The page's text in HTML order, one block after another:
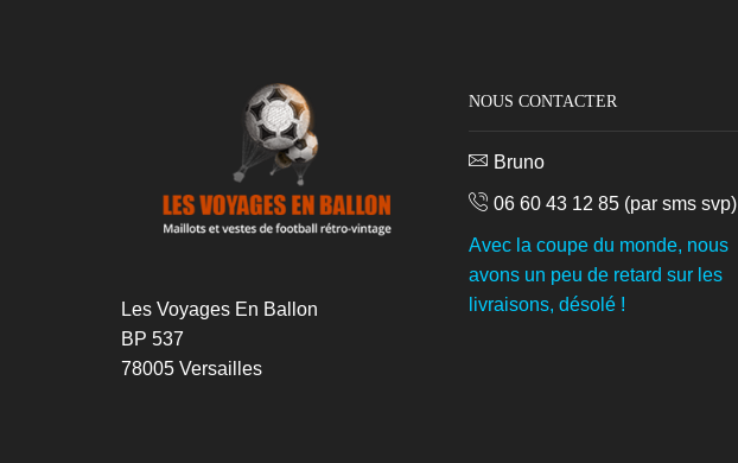
Les Voyages En Ballon
BP 537
78005 Versailles
NOUS CONTACTER
Bruno
06 60 43 12 85(par sms svp)
Avec la coupe du monde, nous
avons un peu de retard sur les
livraisons, désolé !